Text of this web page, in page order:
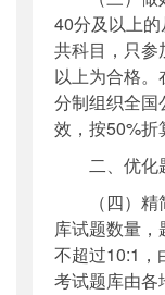
40分及以上
共科目，只参
以上为合格
分制组织全国
效，按50%折
二、优化
（四）精
库试题数量
不超过10:1，
考试题库由各